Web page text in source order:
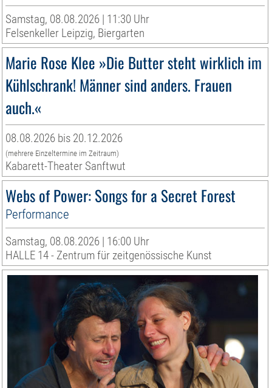
Samstag, 08.08.2026 | 11:30 Uhr
Felsenkeller Leipzig, Biergarten
Marie Rose Klee »Die Butter steht wirklich im
Kühlschrank! Männer sind anders. Frauen
auch.«
08.08.2026 bis 20.12.2026
(mehrere Einzeltermine im Zeitraum)
Kabarett-Theater Sanftwut
Webs of Power: Songs for a Secret Forest
Performance
Samstag, 08.08.2026 | 16:00 Uhr
HALLE 14 - Zentrum für zeitgenössische Kunst